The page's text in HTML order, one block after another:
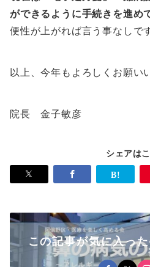
ができるように手続きを進め
便性が上がれば言う事なしで
以上、今年もよろしくお願い
院長 金子敏彦
シェアは
この記事が気に入っ